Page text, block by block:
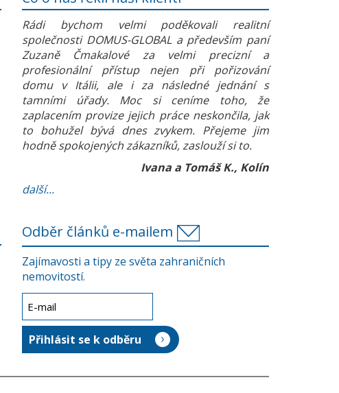
Rádi bychom velmi poděkovali realitní
společnosti DOMUS-GLOBAL a především paní
Zuzaně Čmakalové za velmi precizní a
profesionální přístup nejen při pořizování
domu v Itálii, ale i za následné jednání s
tamními úřady. Moc si ceníme toho, že
zaplacením provize jejich práce neskončila, jak
to bohužel bývá dnes zvykem. Přejeme jim
hodně spokojených zákazníků, zaslouží si to.
Ivana a Tomáš K., Kolín
další...
Odběr článků e-mailem
Zajímavosti a tipy ze světa zahraničních
nemovitostí.